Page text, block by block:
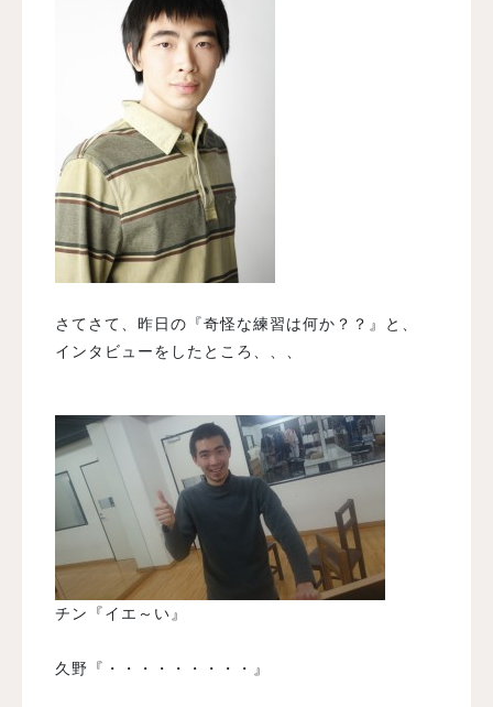
さてさて、昨日の『奇怪な練習は何か？？』と、
インタビューをしたところ、、、
チン『イエ～い』
久野『・・・・・・・・・』